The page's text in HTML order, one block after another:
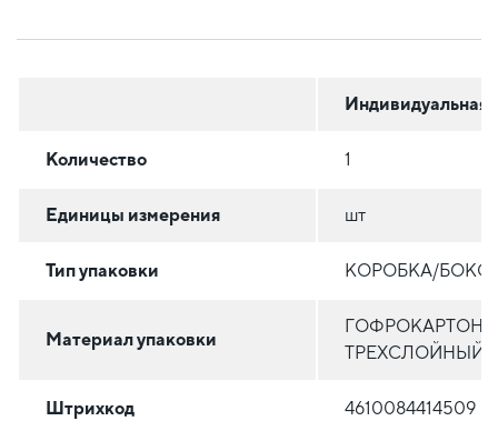
Индивидуальная
Количество 1
Единицы измерения шт
Тип упаковки КОРОБКА/БОКС
Материал упаковки
ГОФРОКАРТОН
ТРЕХСЛОЙНЫЙ
Штрихкод 4610084414509